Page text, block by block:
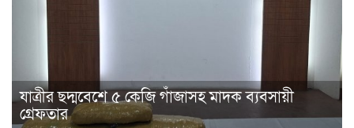
যাত্রীর ছদ্মবেশে ৫ কেজি গাঁজাসহ মাদক ব্যবসায়ী
গ্রেফতার